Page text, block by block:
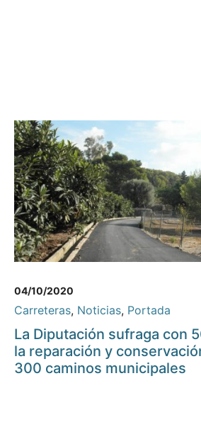
04/10/2020
Carreteras, Noticias, Portada
La Diputación sufraga con
la reparación y
300 caminos municipales